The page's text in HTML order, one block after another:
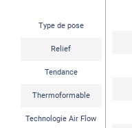
Type de pose
Relief
Tendance
Thermoformable
Technologie Air Flow